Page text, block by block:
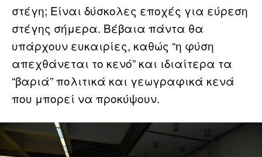
στέγη; Είναι δύσκολες εποχές για εύρεση
στέγης σήμερα. Βέβαια πάντα θα
υπάρχουν ευκαιρίες, καθώς “η φύση
απεχθάνεται το κενό” και ιδιαίτερα τα
“βαριά” πολιτικά και γεωγραφικά κενά
που μπορεί να προκύψουν.